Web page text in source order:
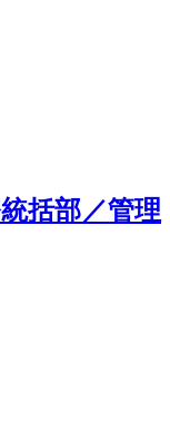
括部／管理